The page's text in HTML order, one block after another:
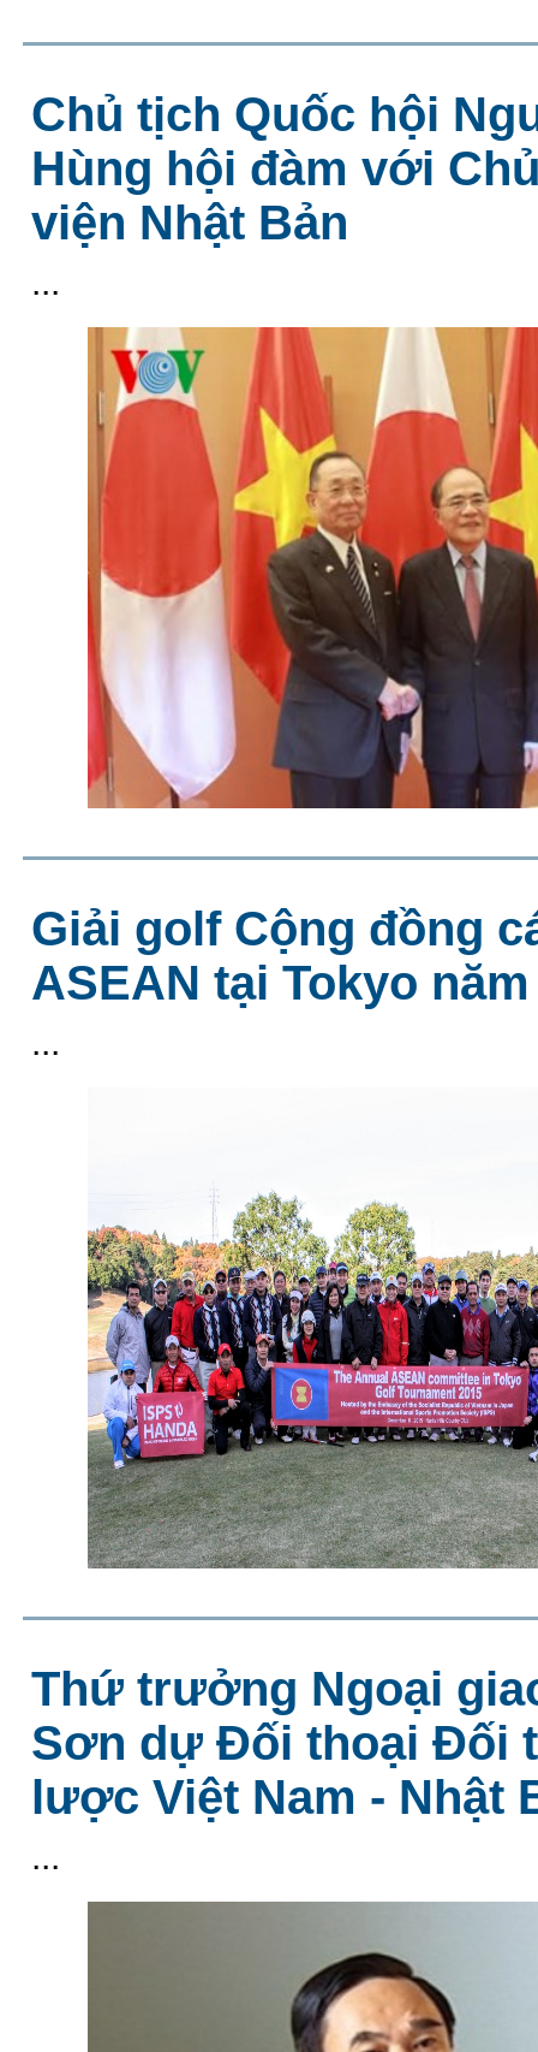
Chủ tịch Quốc hội
Hùng hội đàm với
viện Nhật Bản
...
Giải golf Cộng đồng
ASEAN tại Tokyo năm
...
Thứ trưởng Ngoại
Sơn dự Đối thoại Đối
lược Việt Nam - Nhật
...